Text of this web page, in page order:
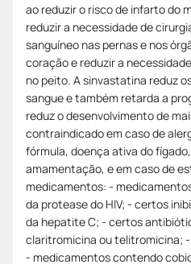
ao reduzir o risco de infarto do
reduzir a necessidade de
sanguíneo nas pernas e nos
coração e reduzir a
no peito. A sinvastatina reduz
sangue e também retarda a
reduz o desenvolvimento de
contraindicado em caso de
fórmula, doença ativa do
amamentação, e em caso de
medicamentos: -
da protease do HIV; - certos
da hepatite C; - certos
claritromicina ou telitromicina;
- medicamentos contendo